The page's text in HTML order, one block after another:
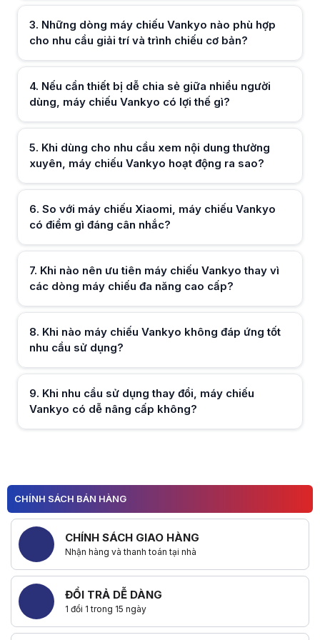
Máy chiếu Vankyo có nhiều phiên bản khác nhau, giúp người dùng
Hữu ích (0)
3. Những dòng máy chiếu Vankyo nào phù hợp
cho nhu cầu giải trí và trình chiếu cơ bản?
4. Nếu cần thiết bị dễ chia sẻ giữa nhiều người
dùng, máy chiếu Vankyo có lợi thế gì?
5. Khi dùng cho nhu cầu xem nội dung thường
xuyên, máy chiếu Vankyo hoạt động ra sao?
Hữu ích (0)
6. So với máy chiếu Xiaomi, máy chiếu Vankyo
có điểm gì đáng cân nhắc?
7. Khi nào nên ưu tiên máy chiếu Vankyo thay vì
các dòng máy chiếu đa năng cao cấp?
8. Khi nào máy chiếu Vankyo không đáp ứng tốt
nhu cầu sử dụng?
9. Khi nhu cầu sử dụng thay đổi, máy chiếu
Vankyo có dễ nâng cấp không?
Hữu ích (0)
CHÍNH SÁCH BÁN HÀNG
CHÍNH SÁCH GIAO HÀNG
Nhận hàng và thanh toán tại nhà
ĐỔI TRẢ DỄ DÀNG
1 đổi 1 trong 15 ngày